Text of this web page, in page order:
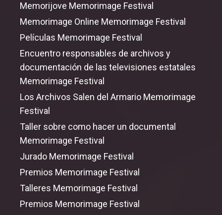
Memorijove Memorimage Festival
Memorimage Online Memorimage Festival
Películas Memorimage Festival
Encuentro responsables de archivos y
documentación de las televisiones estatales
Memorimage Festival
Los Archivos Salen del Armario Memorimage
Festival
Taller sobre como hacer un documental
Memorimage Festival
Jurado Memorimage Festival
Premios Memorimage Festival
Talleres Memorimage Festival
Premios Memorimage Festival